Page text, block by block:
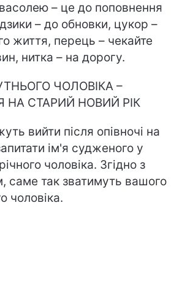
– це до поповнення
– до обновки, цукор –
життя, перець – чекайте
нитка – на дорогу.
ЧОЛОВІКА –
НА СТАРИЙ НОВИЙ РІК
вийти після опівночі на
ім'я судженого у
чоловіка. Згідно з
саме так зватимуть вашого
чоловіка.